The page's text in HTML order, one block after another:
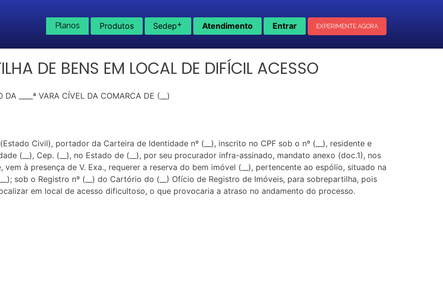
Planos Produtos Sedep+ Atendimento Entrar EXPERIMENTE AGORA
DE BENS EM LOCAL DE DIFÍCIL ACESSO
____ª VARA CÍVEL DA COMARCA DE (__)
Civil), portador da Carteira de Identidade nº (__), inscrito no CPF sob o nº (__), residente e
(__), Cep. (__), no Estado de (__), por seu procurador infra-assinado, mandato anexo (doc.1), nos
vem à presença de V. Exa., requerer a reserva do bem imóvel (__), pertencente ao espólio, situado na
sob o Registro nº (__) do Cartório do (__) Ofício de Registro de Imóveis, para sobrepartilha, pois
em local de acesso dificultoso, o que provocaria a atraso no andamento do processo.